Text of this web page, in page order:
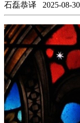
石磊恭译 2025-08-